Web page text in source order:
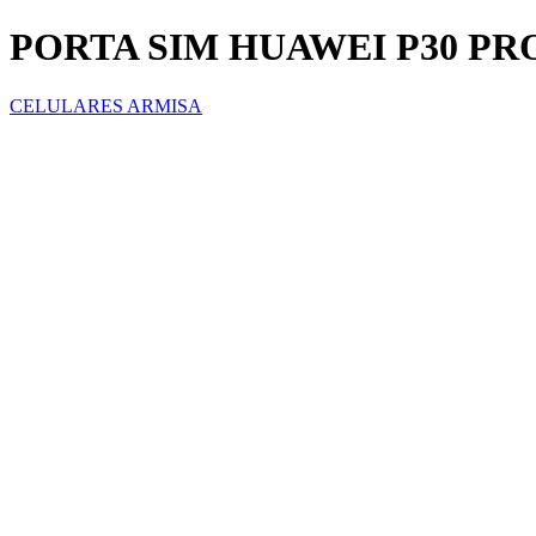
PORTA SIM HUAWEI P30
CELULARES ARMISA